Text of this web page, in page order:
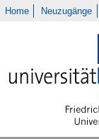
Home Neuzugänge